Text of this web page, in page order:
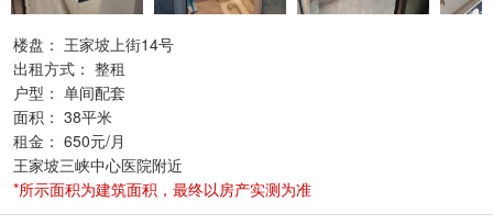
楼盘： 王家坡上街14号
出租方式： 整租
户型： 单间配套
面积： 38平米
租金： 650元/月
王家坡三峡中心医院附近
*所示面积为建筑面积，最终以房产实测为准